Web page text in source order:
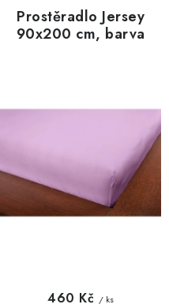
Prostěradlo Jersey
90x200 cm, barva
460 Kč / ks